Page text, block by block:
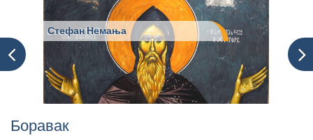
Стефан Немања
Боравак